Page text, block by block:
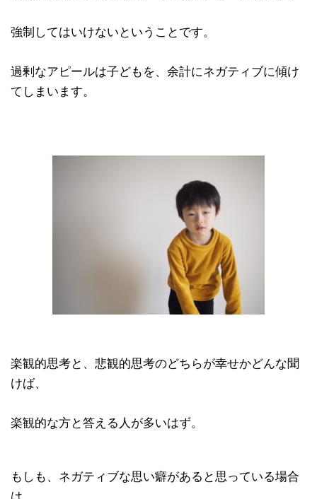
強制してはいけないということです。
過剰なアピールは子どもを、余計にネガティブに傾け
てしまいます。
楽観的思考と、悲観的思考のどちらが幸せかどんな聞
けば、
楽観的な方と答える人が多いはず。
もしも、ネガティブな思い癖があると思っている場合